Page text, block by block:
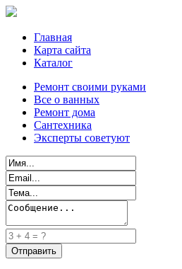
Главная
Карта сайта
Каталог
Ремонт своими руками
Все о ванных
Ремонт дома
Сантехника
Эксперты советуют